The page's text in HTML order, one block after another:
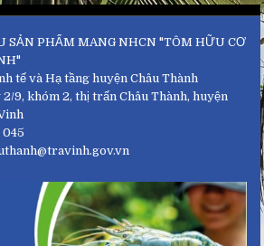
SẢN PHẨM MANG NHCN "TÔM HỮU CƠ
tế và Hạ tầng huyện Châu Thành
9, khóm 2, thị trấn Châu Thành, huyện